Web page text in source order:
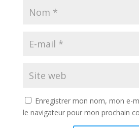
Enregistrer mon nom, mon e-
le navigateur pour mon prochain